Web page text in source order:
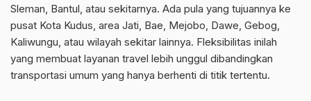
Sleman, Bantul, atau sekitarnya. Ada pula yang tujuannya ke
pusat Kota Kudus, area Jati, Bae, Mejobo, Dawe, Gebog,
Kaliwungu, atau wilayah sekitar lainnya. Fleksibilitas inilah
yang membuat layanan travel lebih unggul dibandingkan
transportasi umum yang hanya berhenti di titik tertentu.